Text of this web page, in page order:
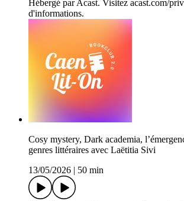
Hébergé par Acast. Visitez acast.com/
d'informations.
Cosy mystery, Dark academia,
genres littéraires avec Laëtitia Sivi
13/05/2026
50 min